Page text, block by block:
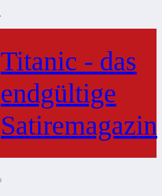
Titanic - das
endgültige
Satiremagazin